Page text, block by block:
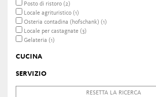
Posto di ristoro (2)
Locale agrituristico (1)
Osteria contadina (hofschank) (1)
Locale per castagnate (3)
Gelateria (1)
CUCINA
SERVIZIO
RESETTA LA RICERCA